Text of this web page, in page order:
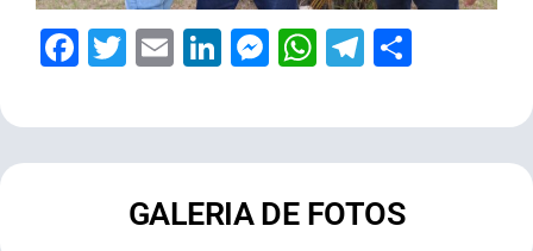
Facebook
Twitter
EmailLinkedIn
Messenger
WhatsApp
Telegram
GALERIA DE FOTOS